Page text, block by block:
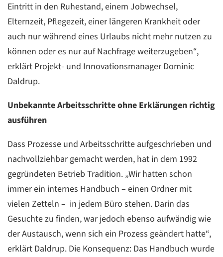
Eintritt in den Ruhestand, einem Jobwechsel,
Elternzeit, Pflegezeit, einer längeren Krankheit oder
auch nur während eines Urlaubs nicht mehr nutzen zu
können oder es nur auf Nachfrage weiterzugeben“,
erklärt Projekt- und Innovationsmanager Dominic
Daldrup.
Unbekannte Arbeitsschritte ohne Erklärungen richtig
ausführen
Dass Prozesse und Arbeitsschritte aufgeschrieben und
nachvollziehbar gemacht werden, hat in dem 1992
gegründeten Betrieb Tradition. „Wir hatten schon
immer ein internes Handbuch – einen Ordner mit
vielen Zetteln – in jedem Büro stehen. Darin das
Gesuchte zu finden, war jedoch ebenso aufwändig wie
der Austausch, wenn sich ein Prozess geändert hatte“,
erklärt Daldrup. Die Konsequenz: Das Handbuch wurde